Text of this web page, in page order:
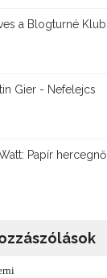
a Blogturné Klub
Gier - Nefelejcs
Papír hercegnő